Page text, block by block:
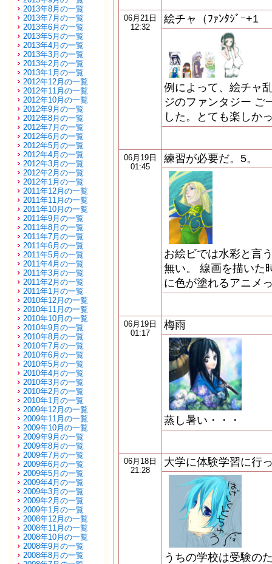
2013年8月の一覧
2013年7月の一覧
2013年6月の一覧
2013年5月の一覧
2013年4月の一覧
2013年3月の一覧
2013年2月の一覧
2013年1月の一覧
2012年12月の一覧
2012年11月の一覧
2012年10月の一覧
2012年9月の一覧
2012年8月の一覧
2012年7月の一覧
2012年6月の一覧
2012年5月の一覧
2012年4月の一覧
2012年3月の一覧
2012年2月の一覧
2012年1月の一覧
2011年12月の一覧
2011年11月の一覧
2011年10月の一覧
2011年9月の一覧
2011年8月の一覧
2011年7月の一覧
2011年6月の一覧
2011年5月の一覧
2011年4月の一覧
2011年3月の一覧
2011年2月の一覧
2011年1月の一覧
2010年12月の一覧
2010年11月の一覧
2010年10月の一覧
2010年9月の一覧
2010年8月の一覧
2010年7月の一覧
2010年6月の一覧
2010年5月の一覧
2010年4月の一覧
2010年3月の一覧
2010年2月の一覧
2010年1月の一覧
2009年12月の一覧
2009年11月の一覧
2009年10月の一覧
2009年9月の一覧
2009年8月の一覧
2009年7月の一覧
2009年6月の一覧
2009年5月の一覧
2009年4月の一覧
2009年3月の一覧
2009年2月の一覧
2009年1月の一覧
2008年12月の一覧
2008年11月の一覧
2008年10月の一覧
2008年9月の一覧
2008年8月の一覧
06月21日
12:32
絵チャ（ﾌｧﾝﾀｼﾞｰ+1
例によって、絵チャ
ジのファンタジー ご
した。とても楽しか
06月19日
01:45
練習が必要だ。5。
お絵ビでは水彩と言
無い。 線画を描いた
に色が塗れるアニメ
06月19日
01:17
梅雨
蒸し暑い・・・
06月18日
21:28
大学に体験学習に行
うちの学校は受験の